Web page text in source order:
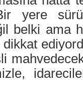
yere
belki ama